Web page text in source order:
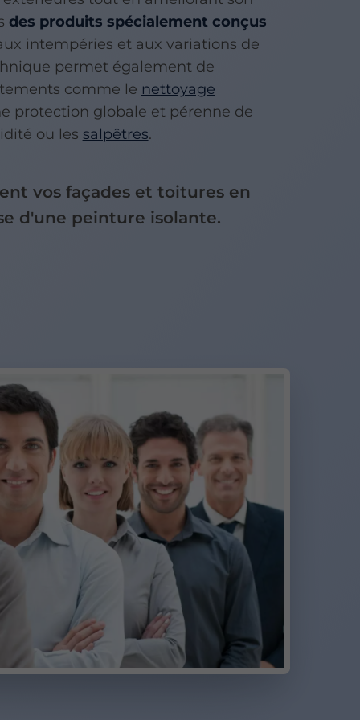
des produits spécialement conçus
intempéries et aux variations de
permet également de
comme le nettoyage
protection globale et pérenne de
ou les salpêtres.
vos façades et toitures en
d'une peinture isolante.